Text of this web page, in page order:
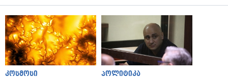
კოსმოსი პოლიტიკა